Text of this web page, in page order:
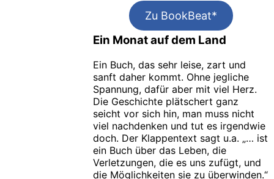
Zu BookBeat*
Ein Monat auf dem Land
Ein Buch, das sehr leise, zart und
sanft daher kommt. Ohne jegliche
Spannung, dafür aber mit viel Herz.
Die Geschichte plätschert ganz
seicht vor sich hin, man muss nicht
viel nachdenken und tut es irgendwie
doch. Der Klappentext sagt u.a. „… ist
ein Buch über das Leben, die
Verletzungen, die es uns zufügt, und
die Möglichkeiten sie zu überwinden.“